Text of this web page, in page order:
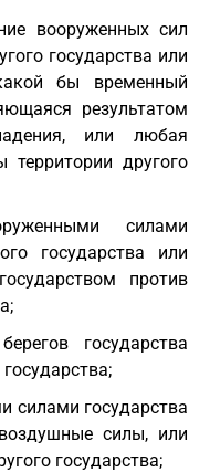
вооруженных сил
государства или
бы временный
результатом
или любая
другого
силами
государства или
против
государства
силами государства
силы, или
государства;